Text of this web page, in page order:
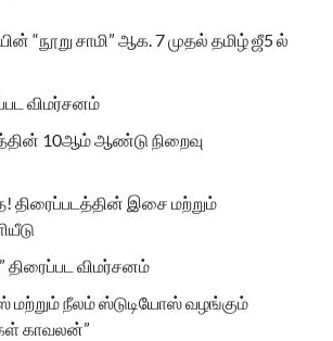
“நூறு சாமி” ஆக. 7 முதல் தமிழ் ஜீ5 ல்
விமர்சனம்
10ஆம் ஆண்டு நிறைவு
திரைப்படத்தின் இசை மற்றும்
திரைப்பட விமர்சனம்
மற்றும் நீலம் ஸ்டுடியோஸ் வழங்கும்
காவலன்”